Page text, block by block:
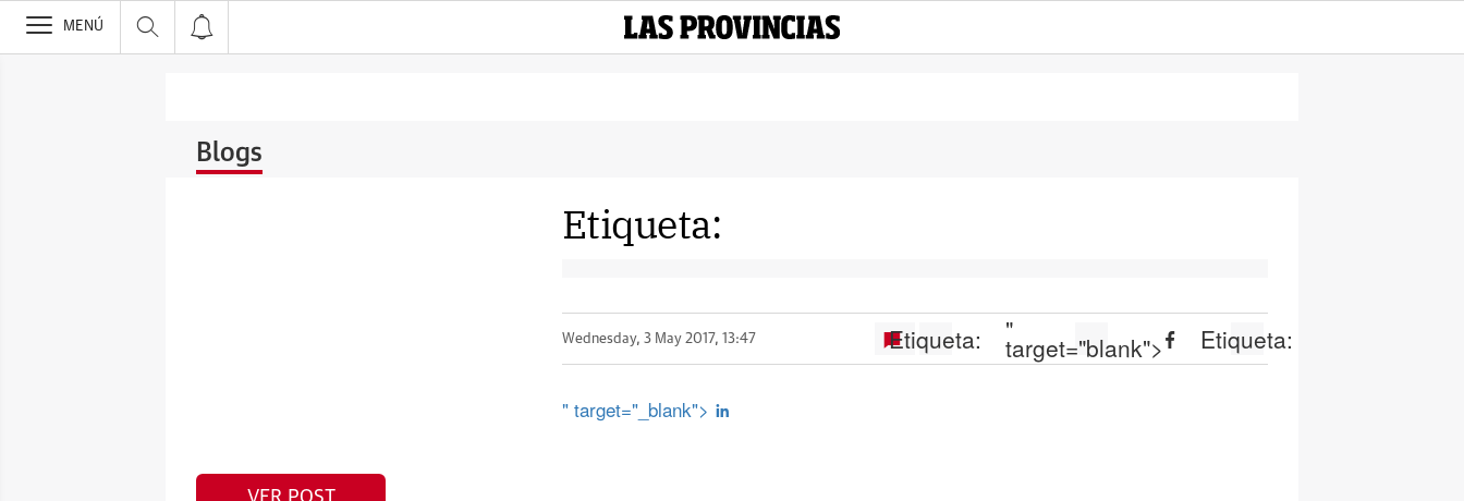
>
MENÚ
Blogs
Etiqueta:
Wednesday, 3 May 2017, 13:47 Etiqueta: "
target="blank"> Etiqueta:
" target="_blank">